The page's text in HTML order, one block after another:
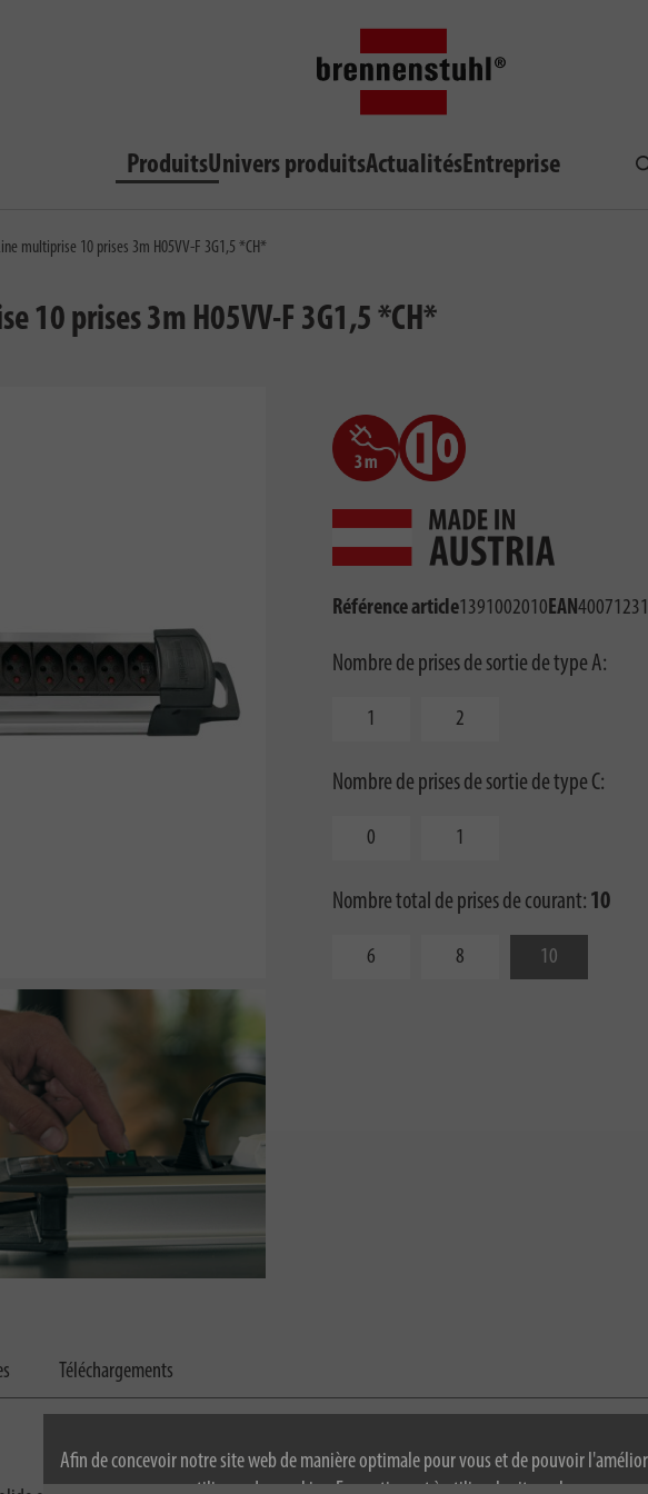
Afin de concevoir notre site web de manière optimale pour vous et de pouvoir
ProduitsUnivers produitsActualitésEntreprise
multiprise 10 prises 3m H05VV-F 3G1,5 *CH*
10 prises 3m H05VV-F 3G1,5 *CH*
Référence article1391002010EAN
Nombre de prises de sortie de type A:
1 2
Nombre de prises de sortie de type C:
0 1
Nombre total de prises de courant: 10
6 8 10
Téléchargements